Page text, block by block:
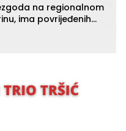
na regionalnom
ima povrijeđenih